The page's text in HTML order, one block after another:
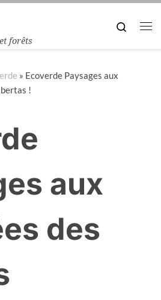
forêts
Search
» Ecoverde Paysages aux
!
aux
des